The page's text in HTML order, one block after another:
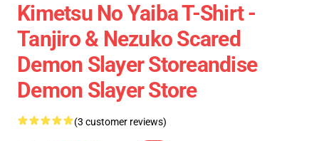
Kimetsu No Yaiba T-Shirt -
Tanjiro & Nezuko Scared
Demon Slayer Storeandise
Demon Slayer Store
(3 customer reviews)